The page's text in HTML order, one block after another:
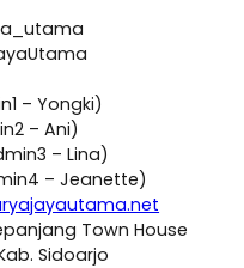
– Yongki)
– Ani)
– Lina)
– Jeanette)
Town House
Sidoarjo